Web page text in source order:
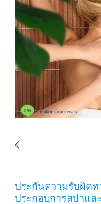
ประกันความรับผิด
ประกอบการสปาแล